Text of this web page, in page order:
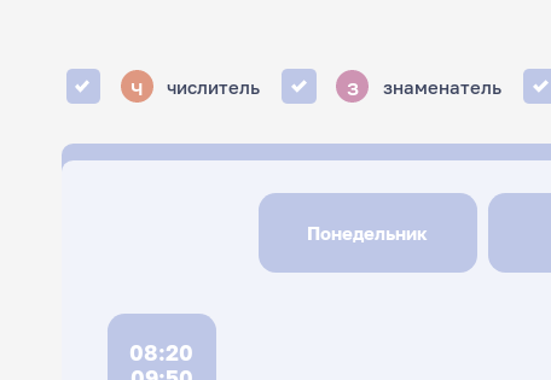
ч числитель з знаменатель
Понедельник
08:20